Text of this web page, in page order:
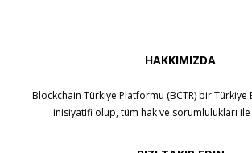
HAKKIMIZDA
Blockchain Türkiye Platformu (BCTR) birTürkiye
inisiyatifi olup, tüm hak ve sorumlulukları ile